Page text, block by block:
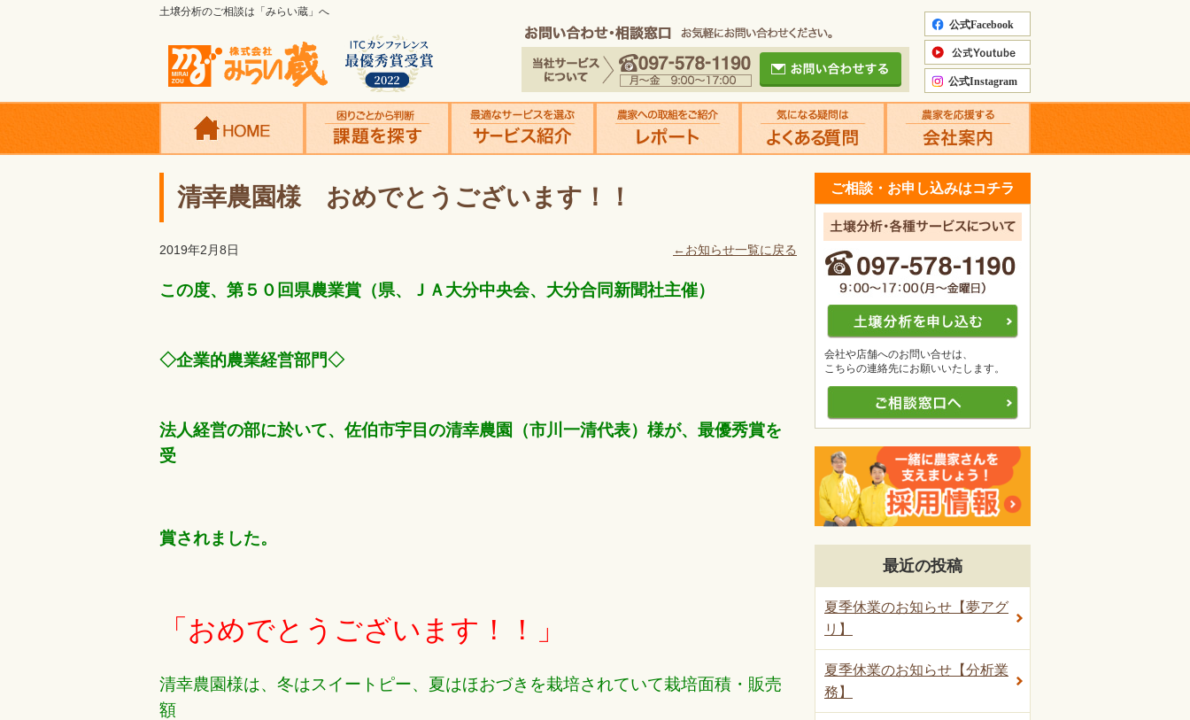
土壌分析のご相談は「みらい蔵」へ
清幸農園様 おめでとうございます！！
2019年2月8日 ←お知らせ一覧に戻る
この度、第５０回県農業賞（県、ＪＡ大分中央会、大分合同新聞社主催）
◇企業的農業経営部門◇
法人経営の部に於いて、佐伯市宇目の清幸農園（市川一清代表）様が、最優秀賞を
受
賞されました。
「おめでとうございます！！」
清幸農園様は、冬はスイートピー、夏はほおづきを栽培されていて栽培面積・販売
額
ご相談・お申し込みはコチラ
会社や店舗へのお問い合せは、
こちらの連絡先にお願いいたします。
最近の投稿
夏季休業のお知らせ【夢アグ
リ】
夏季休業のお知らせ【分析業
務】